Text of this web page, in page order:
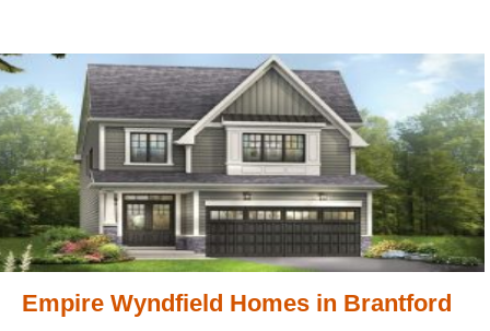
Empire Wyndfield Homes in Brantford